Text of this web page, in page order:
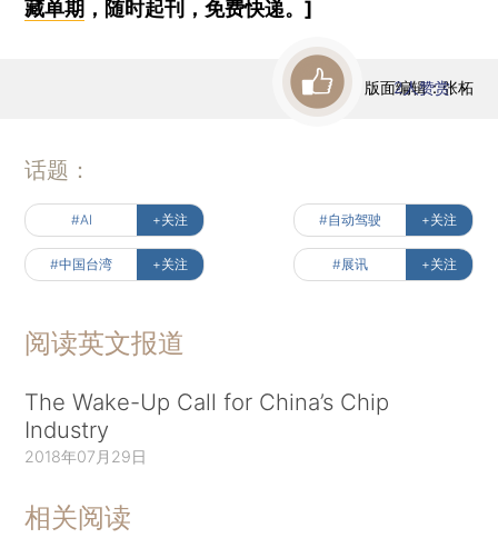
藏单期 ，随时起刊，免费快递。]
版面编辑：张柘
2人赞赏
话题：
#AI +关注 #自动驾驶 +关注
#中国台湾 +关注 #展讯 +关注
阅读英文报道
The Wake-Up Call for China’s Chip
Industry
2018年07月29日
相关阅读